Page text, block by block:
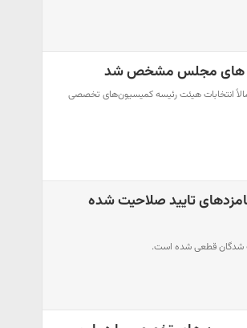
های مجلس مشخص شد
انتخابات هیئت رئیسه کمیسیون‌های تخصصی
تایید صلاحیت شده